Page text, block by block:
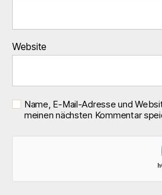
Website
Name, E-Mail-Adresse und
meinen nächsten Kommentar